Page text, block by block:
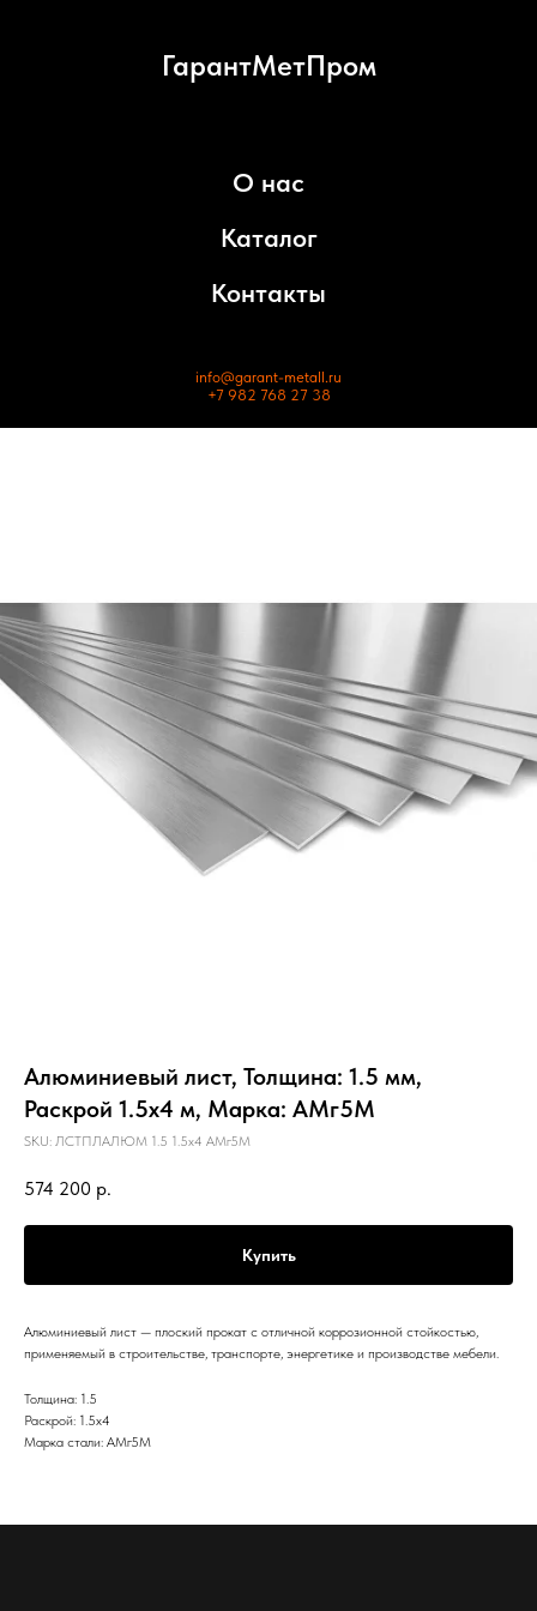
ГарантМетПром
О нас
Каталог
Контакты
info@garant-metall.ru
+7 982 768 27 38
Алюминиевый лист, Толщина: 1.5 мм,
Раскрой 1.5х4 м, Марка: АМг5М
SKU: ЛСТПЛАЛЮМ 1.5 1.5х4 АМг5М
574 200 р.
Купить
Алюминиевый лист — плоский прокат с отличной коррозионной стойкостью,
применяемый в строительстве, транспорте, энергетике и производстве мебели.
Толщина: 1.5
Раскрой: 1.5х4
Марка стали: АМг5М